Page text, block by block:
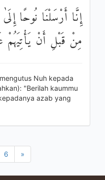
إِنَّا أَرْسَلْنَا نُوحًا
مِنْ قَبْلِ أَنْ يَأْتِيَهُمْ
Nuh kepada
"Berilah kaummu
azab yang
6 »